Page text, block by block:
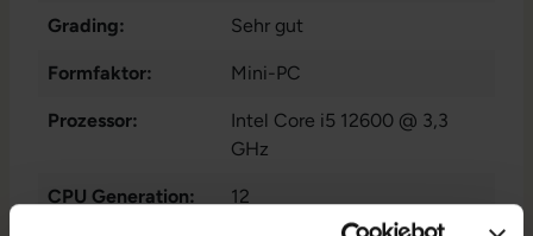
Grading: Sehr gut
Formfaktor: Mini-PC
Prozessor:
Intel Core i5 12600 @ 3,3
GHz
CPU Generation: 12